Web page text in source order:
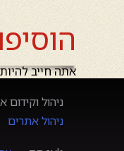
אתה חייב להיות
ניהול וקידום
ניהול אתרים